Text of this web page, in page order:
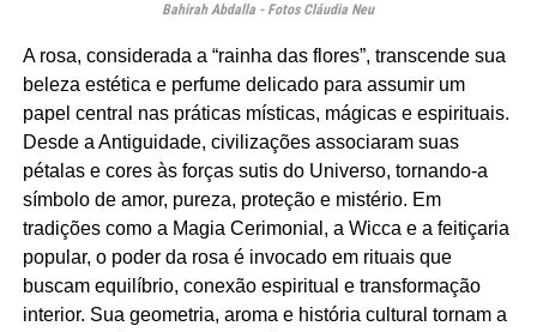
Bahirah Abdalla - Fotos Cláudia Neu
A rosa, considerada a “rainha das flores”, transcende sua
beleza estética e perfume delicado para assumir um
papel central nas práticas místicas, mágicas e espirituais.
Desde a Antiguidade, civilizações associaram suas
pétalas e cores às forças sutis do Universo, tornando-a
símbolo de amor, pureza, proteção e mistério. Em
tradições como a Magia Cerimonial, a Wicca e a feitiçaria
popular, o poder da rosa é invocado em rituais que
buscam equilíbrio, conexão espiritual e transformação
interior. Sua geometria, aroma e história cultural tornam a